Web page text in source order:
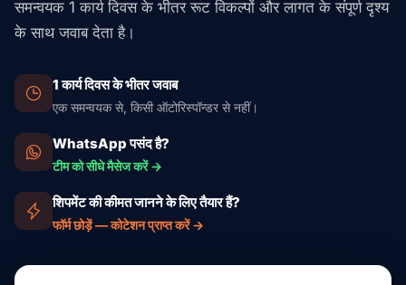
समन्वयक 1 कार्य दिवस के भीतर रूट विकल्पों और लागत के संपूर्ण दृश्य
के साथ जवाब देता है।
1 कार्य दिवस के भीतर जवाब
एक समन्वयक से, किसी ऑटोरिस्पॉन्डर से नहीं।
WhatsApp पसंद है?
टीम को सीधे मैसेज करें →
शिपमेंट की कीमत जानने के लिए तैयार हैं?
फॉर्म छोड़ें — कोटेशन प्राप्त करें →